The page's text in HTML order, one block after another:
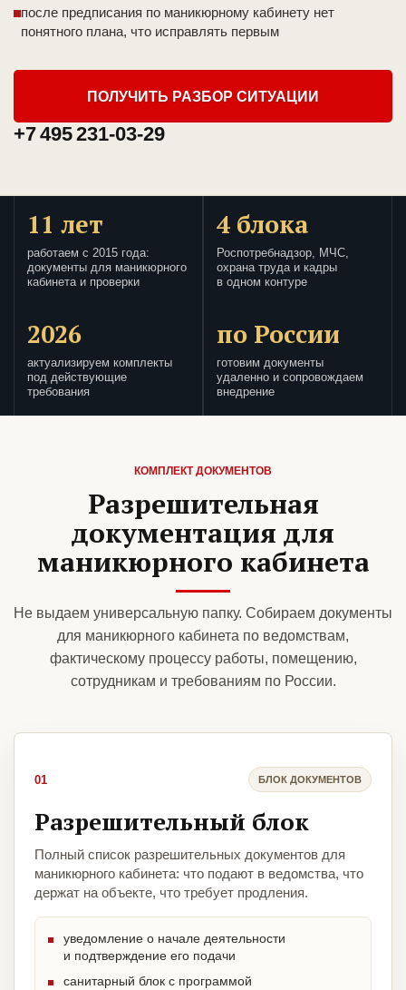
после предписания по маникюрному кабинету нет
понятного плана, что исправлять первым
ПОЛУЧИТЬ РАЗБОР СИТУАЦИИ
+7 495 231-03-29
11 лет
работаем с 2015 года:
документы для маникюрного
кабинета и проверки
4 блока
Роспотребнадзор, МЧС,
охрана труда и кадры
в одном контуре
2026
актуализируем комплекты
под действующие
требования
по России
готовим документы
удаленно и сопровождаем
внедрение
КОМПЛЕКТ ДОКУМЕНТОВ
Разрешительная
документация для
маникюрного кабинета
Не выдаем универсальную папку. Собираем документы
для маникюрного кабинета по ведомствам,
фактическому процессу работы, помещению,
сотрудникам и требованиям по России.
01 БЛОК ДОКУМЕНТОВ
Разрешительный блок
Полный список разрешительных документов для
маникюрного кабинета: что подают в ведомства, что
держат на объекте, что требует продления.
уведомление о начале деятельности
и подтверждение его подачи
санитарный блок с программой